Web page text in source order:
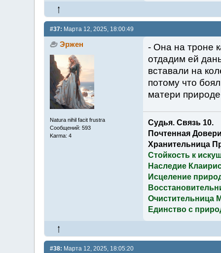
#37: Марта 12, 2025, 18:00:49
Эржен
Natura nihil facit frustra
Сообщений: 593
Karma: 4
- Она на троне
отдадим ей
вставали на
потому что
матери
Судья. Связь 10.
Почтенная
Хранительница
Стойкость к
Наследие
Исцеление
Очистительница
Единство с
#38: Марта 12, 2025, 18:05:20